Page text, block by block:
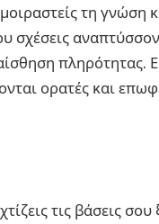
τη γνώση
σχέσεις
πληρότητας.
ορατές και
τις βάσεις σου